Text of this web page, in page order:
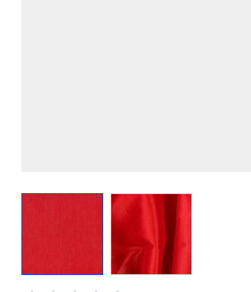
View larger imageView larger image